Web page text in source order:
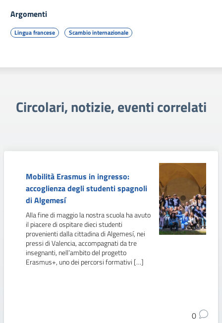
Argomenti
Lingua francese Scambio internazionale
Circolari, notizie, eventi correlati
Mobilità Erasmus in ingresso:
accoglienza degli studenti spagnoli
di Algemesí
Alla fine di maggio la nostra scuola ha avuto
il piacere di ospitare dieci studenti
provenienti dalla cittadina di Algemesí, nei
pressi di Valencia, accompagnati da tre
insegnanti, nell’ambito del progetto
Erasmus+, uno dei percorsi formativi […]
0